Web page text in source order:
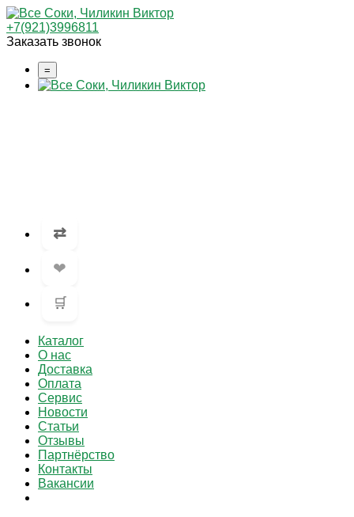
+7(921)3996811
Заказать звонок
=
⇄
❤
🛒
Каталог
О нас
Доставка
Оплата
Сервис
Новости
Статьи
Отзывы
Партнёрство
Контакты
Вакансии